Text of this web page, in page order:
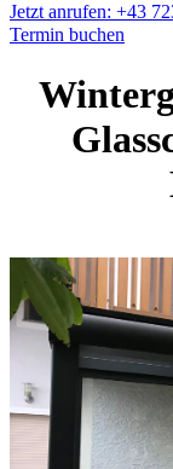
Jetzt anrufen: +43
Termin buchen